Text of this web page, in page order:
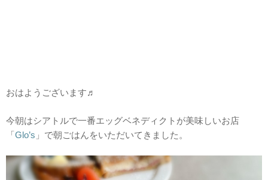
おはようございます♬
今朝はシアトルで一番エッグベネディクトが美味しいお店
「Glo’s 」で朝ごはんをいただいてきました。